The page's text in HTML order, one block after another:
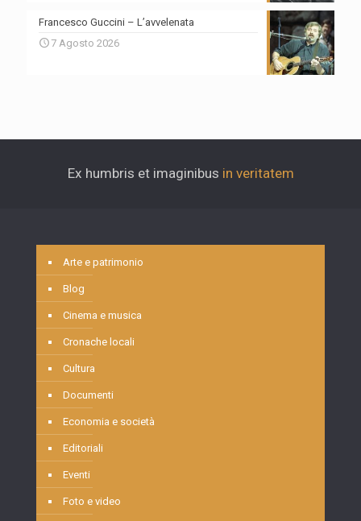
Francesco Guccini – L’avvelenata
7 Agosto 2026
Ex humbris et imaginibus in veritatem
Arte e patrimonio
Blog
Cinema e musica
Cronache locali
Cultura
Documenti
Economia e società
Editoriali
Eventi
Foto e video